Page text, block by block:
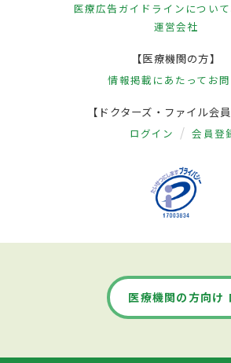
医療広告ガイドラインについて
運営会社
【医療機関の方】
情報掲載にあたって お
【ドクターズ・ファイル会員
ログイン 会員登
医療機関の方向け